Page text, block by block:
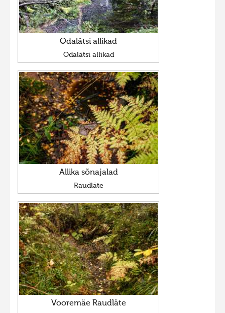
Odalätsi allikad
Odalätsi allikad
Allika sõnajalad
Raudläte
Vooremäe Raudläte